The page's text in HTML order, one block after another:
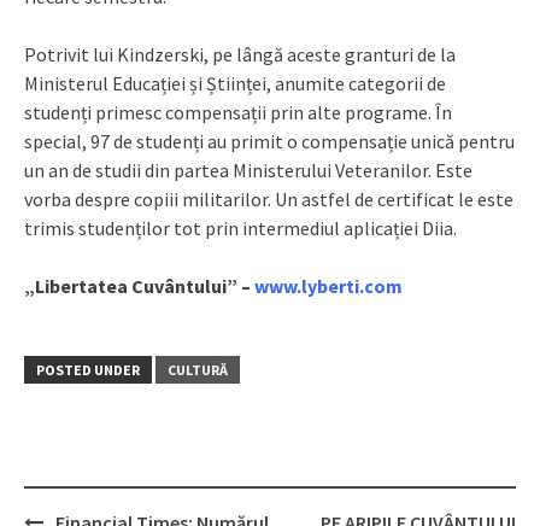
Potrivit lui Kindzerski, pe lângă aceste granturi de la
Ministerul Educației și Științei, anumite categorii de
studenți primesc compensații prin alte programe. În
special, 97 de studenți au primit o compensație unică pentru
un an de studii din partea Ministerului Veteranilor. Este
vorba despre copiii militarilor. Un astfel de certificat le este
trimis studenților tot prin intermediul aplicației Diia.
„Libertatea Cuvântului” – www.lyberti.com
POSTED UNDER CULTURĂ